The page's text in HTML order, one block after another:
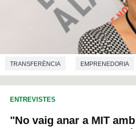
TRANSFERÈNCIA EMPRENEDORIA
CIÈNCIES DE LA COMUNICACIÓ
GEOGRAFIA DRET CIÈNCIES
ENTREVISTES
"No vaig anar a MIT